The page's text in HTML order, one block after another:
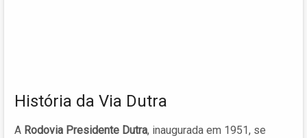
História da Via Dutra
A Rodovia Presidente Dutra, inaugurada em 1951, se